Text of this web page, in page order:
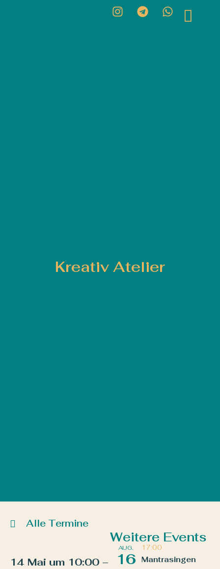
Kreativ Atelier
Alle Termine
14 Mai um 10:00 –
Weitere Events
AUG.
16
17:00
Mantrasingen